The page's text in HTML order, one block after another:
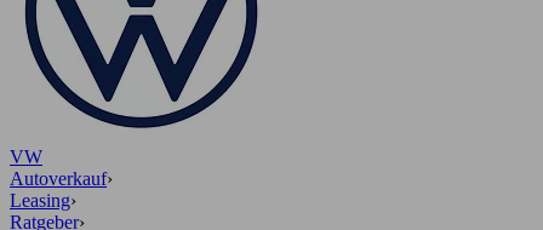
VW
Autoverkauf›
Leasing›
Ratgeber›